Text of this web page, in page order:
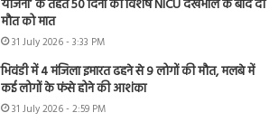
योजना’ के तहत 50 दिनों की विशेष NICU देखभाल के बाद दी
मौत को मात
31 July 2026 - 3:33 PM
भिवंडी में 4 मंजिला इमारत ढहने से 9 लोगों की मौत, मलबे में
कई लोगों के फंसे होने की आशंका
31 July 2026 - 2:59 PM